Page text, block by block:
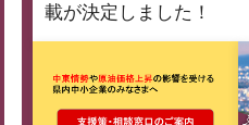
載が決定しました！